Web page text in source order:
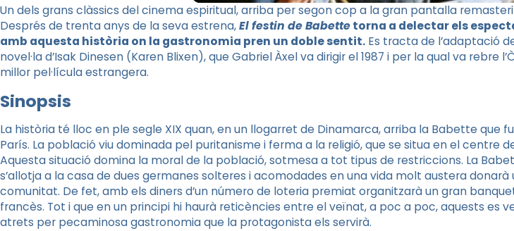
Un dels grans clàssics del cinema espiritual, arriba per segon cop a la gran pantalla
Després de trenta anys de la seva estrena,Elfestin deBabettetorna a delectar els
amb aquesta història on la gastronomia pren un doble sentit. Es tracta de l’adaptació
novel·la d’Isak Dinesen (Karen Blixen), que Gabriel Àxel va dirigir el 1987 i per la qual va rebre
millor pel·lícula estrangera.
Sinopsis
La història té lloc en ple segle XIX quan, en un llogarret de Dinamarca, arriba la Babette que
París. La població viu dominada pel puritanisme i ferma a la religió, que se situa en el centre
Aquesta situació domina la moral de la població, sotmesa a tot tipus de restriccions. La
s’allotja a la casa de dues germanes solteres i acomodades en una vida molt austeradonarà
comunitat. De fet, amb els diners d’un número de loteria premiat organitzarà un gran
francès. Tot i que en un principi hi haurà reticències entre el veïnat, a poc a poc, aquests es
atrets per pecaminosa gastronomia que la protagonista els servirà.